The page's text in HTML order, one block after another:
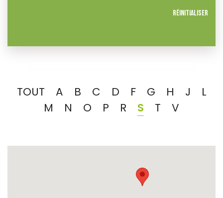
Réinitialiser
TOUT A B C D F G H J
L
M
N O P R S T V